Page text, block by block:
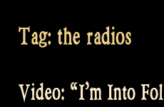
Tag: the radios
Video: “I’m Into